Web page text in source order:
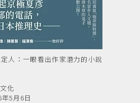
人：一眼看出作家潛力的小說
化
5月6日